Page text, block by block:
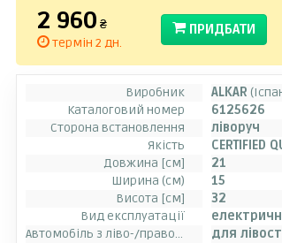
2 960 ₴
термін 2 дн.
ПРИДБАТИ
Виробник ALKAR
Каталоговий номер
6125626
Сторона встановлення
ліворуч
Якість
CERTIFIED
Довжина [см]
21
Ширина (см)
15
Висота [см]
32
Вид експлуатації
Автомобіль з ліво-/правостороннім розташуванням керма
для